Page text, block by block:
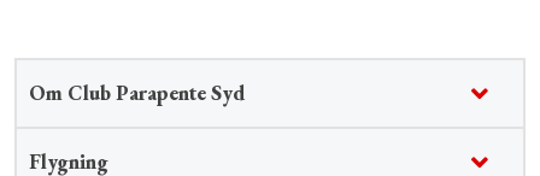
Om Club Parapente Syd
Flygning